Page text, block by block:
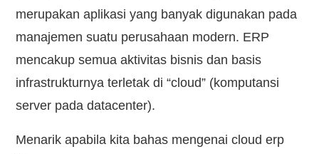
merupakan aplikasi yang banyak digunakan pada
manajemen suatu perusahaan modern. ERP
mencakup semua aktivitas bisnis dan basis
infrastrukturnya terletak di “cloud” (komputansi
server pada datacenter).
Menarik apabila kita bahas mengenai cloud erp